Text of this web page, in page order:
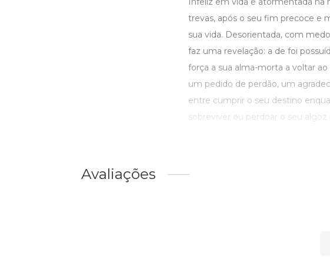
trevas, após o seu fim precoce e
sua vida. Desorientada, com
faz uma revelação: a de foi
força a sua alma-morta a voltar
um pedido de perdão, um
entre cumprir o seu destino
sobreviver ou perdoar o seu algoz
Avaliações